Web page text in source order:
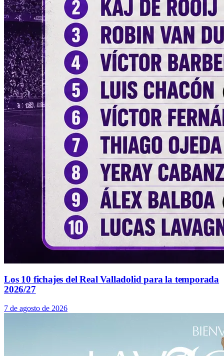
Los 10 fichajes del Real Valladolid para la temporada
2026/27
7 de agosto de 2026